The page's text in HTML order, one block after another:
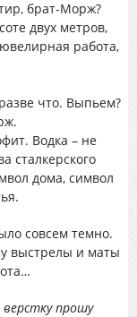
брат-Морж?
двух метров,
работа,
что. Выпьем?
Водка – не
сталкерского
дома, символ
совсем темно.
выстрелы и маты
прошу